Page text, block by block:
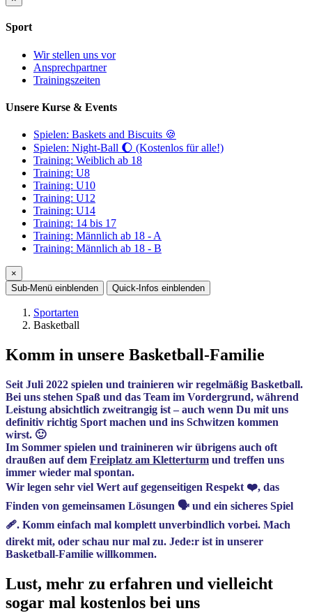
Sport
Wir stellen uns vor
Ansprechpartner
Trainingszeiten
Unsere Kurse & Events
Spielen: Baskets and Biscuits 🍪
Spielen: Night-Ball 🌔 (Kostenlos für alle!)
Training: Weiblich ab 18
Training: U8
Training: U10
Training: U12
Training: U14
Training: 14 bis 17
Training: Männlich ab 18 - A
Training: Männlich ab 18 - B
×
Sub-Menü einblenden Quick-Infos einblenden
Sportarten
Basketball
Komm in unsere Basketball-Familie
Seit Juli 2022 spielen und trainieren wir regelmäßig Basketball.
Bei uns stehen Spaß und das Team im Vordergrund, während
Leistung absichtlich zweitrangig ist – auch wenn Du mit uns
definitiv richtig Sport machen und ins Schwitzen kommen
wirst. 🙂
Im Sommer spielen und trainineren wir übrigens auch oft
draußen auf dem Freiplatz am Kletterturm und treffen uns
immer wieder mal spontan.
Wir legen sehr viel Wert auf gegenseitigen Respekt ❤️, das
Finden von gemeinsamen Lösungen 🗣️ und ein sicheres Spiel
🩹. Komm einfach mal komplett unverbindlich vorbei. Mach
direkt mit, oder schau nur mal zu. Jede:r ist in unserer
Basketball-Familie willkommen.
Lust, mehr zu erfahren und vielleicht
sogar mal kostenlos bei uns